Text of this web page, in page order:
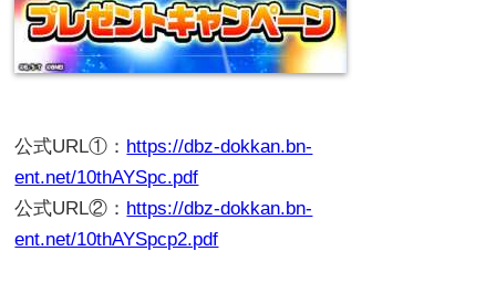
公式URL①： https://dbz-dokkan.bn-
ent.net/10thAYSpc.pdf
公式URL②： https://dbz-dokkan.bn-
ent.net/10thAYSpcp2.pdf